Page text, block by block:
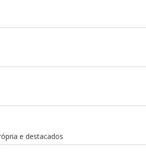
e destacados